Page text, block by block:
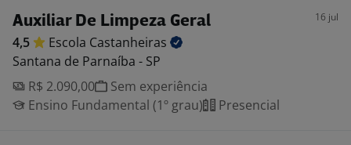
Auxiliar De Limpeza Geral 16 jul
4,5 Escola Castanheiras
Santana de Parnaíba - SP
R$ 2.090,00
Sem experiência
Ensino Fundamental (1º grau)
Presencial